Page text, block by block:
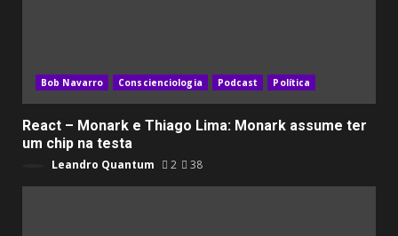
Bob Navarro Conscienciologia Podcast Política
React – Monark e Thiago Lima: Monark assume ter
um chip na testa
Leandro Quantum 2 38